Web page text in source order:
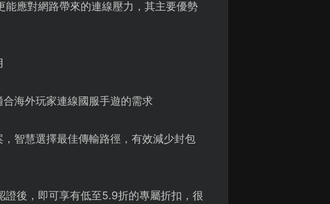
能應對網路帶來的連線壓力，其主要優勢
海外玩家連線國服手遊的需求
智慧選擇最佳傳輸路徑，有效減少封包
證後，即可享有低至5.9折的專屬折扣，很